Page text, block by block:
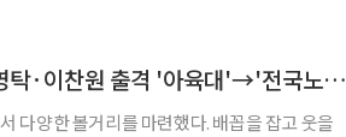
추석 연휴 TV 특집방송 총정리…영탁·이찬원 출격 '아육대'→'전국노래자랑'까지
거리를 마련했다. 배꼽을 잡고 웃을